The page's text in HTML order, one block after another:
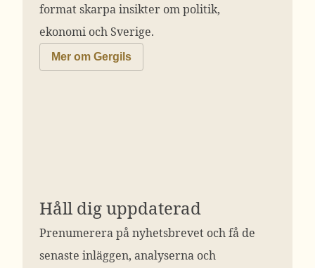
format skarpa insikter om politik,
ekonomi och Sverige.
Mer om Gergils
Håll dig uppdaterad
Prenumerera på nyhetsbrevet och få de
senaste inläggen, analyserna och